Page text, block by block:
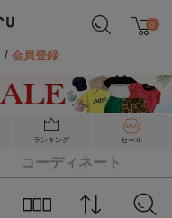
0
/会員登録
ランキング セール
コーディネート